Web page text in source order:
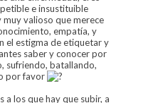
e insustituible
valioso que merece
empatía, y
el estigma de etiquetar y
saber y conocer por
sufriendo, batallando,
por favor
a los que hay que subir, a